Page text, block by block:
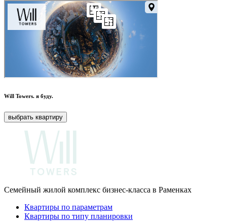
Will Towers. я буду.
выбрать квартиру
Семейный жилой комплекс бизнес-класса в Раменках
Квартиры по параметрам
Квартиры по типу планировки